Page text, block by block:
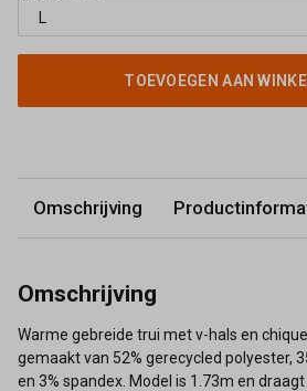
TOEVOEGEN AAN
Omschrijving
Omschrijving
Warme gebreide trui met v-hals en
gemaakt van 52% gerecycled polyester,
en 3% spandex. Model is 1.73m en draagt